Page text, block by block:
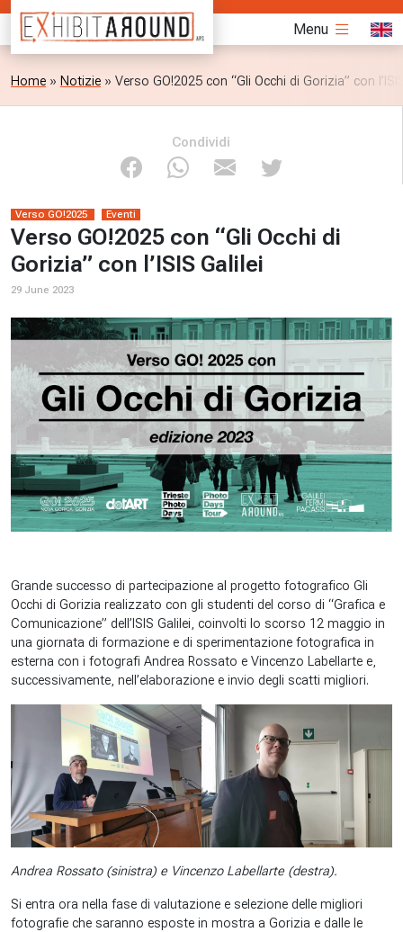
Menu
Home » Notizie » Verso GO!2025 con “Gli Occhi di Gorizia” con
Condividi
Verso GO!2025 Eventi
Verso GO!2025 con “Gli Occhi di
Gorizia” con l’ISIS Galilei
29 June 2023
Grande successo di partecipazione al progetto fotografico Gli
Occhi di Gorizia realizzato con gli studenti del corso di “Grafica e
Comunicazione” dell’ISIS Galilei, coinvolti lo scorso 12 maggio in
una giornata di formazione e di sperimentazione fotografica in
esterna con i fotografi Andrea Rossato e Vincenzo Labellarte e,
successivamente, nell’elaborazione e invio degli scatti migliori.
Andrea Rossato (sinistra) e Vincenzo Labellarte (destra).
Si entra ora nella fase di valutazione e selezione delle migliori
fotografie che saranno esposte in mostra a Gorizia e dalle le